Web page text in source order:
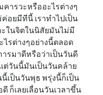
คารวะหรืออะไรต่างๆ
อยมีทีนี้ เราทำไปเป็น
ะในจิตในนิสัยมันไม่มี
รต่างๆอย่างนี้ตลอด
ารมาดีหรือว่าเป็นวันดี
ต่วันนี้มันเป็นวันคล้าย
เป็นวันพุธ พรุ่งนี้ก็เป็น
ก็เลยเลื่อนวันเวลาขึ้น